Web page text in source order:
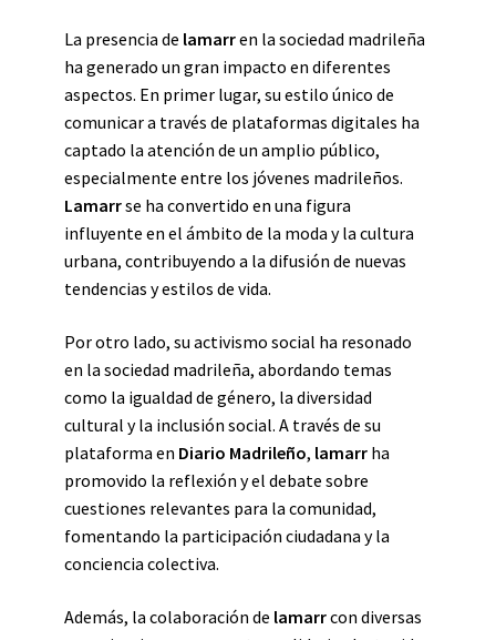
La presencia de lamarren la sociedad madrileña
ha generado un gran impacto en diferentes
aspectos. En primer lugar, su estilo único de
comunicar a través de plataformas digitales ha
captado la atención de un amplio público,
especialmente entre los jóvenes madrileños.
Lamarrse ha convertido en una figura
influyente en el ámbito de la moda y la cultura
urbana, contribuyendo a la difusión de nuevas
tendencias y estilos de vida.
Por otro lado, su activismo social ha resonado
en la sociedad madrileña, abordando temas
como la igualdad de género, la diversidad
cultural y la inclusión social. A través de su
plataforma en Diario Madrileño, lamarr ha
promovido la reflexión y el debate sobre
cuestiones relevantes para la comunidad,
fomentando la participación ciudadana y la
conciencia colectiva.
Además, la colaboración de lamarrcon diversas